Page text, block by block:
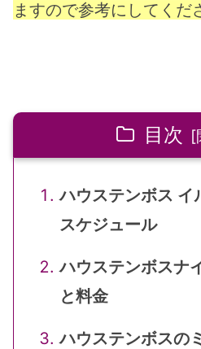
ますので参考にしてくだ
目次
ハウステンボス イ
スケジュール
ハウステンボスナ
と料金
ハウステンボスの